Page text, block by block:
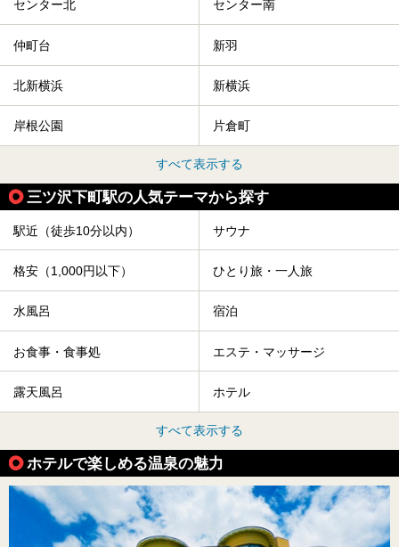
センター北 センター南
仲町台 新羽
北新横浜 新横浜
岸根公園 片倉町
すべて表示する
三ツ沢下町駅の人気テーマから探す
駅近（徒歩10分以内） サウナ
格安（1,000円以下） ひとり旅・一人旅
水風呂 宿泊
お食事・食事処 エステ・マッサージ
露天風呂 ホテル
すべて表示する
ホテルで楽しめる温泉の魅力